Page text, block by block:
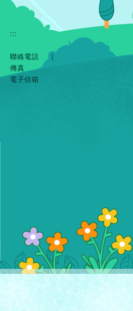
:::
聯絡電話
|
傳真
電子信箱